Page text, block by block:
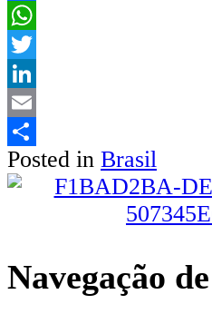
Facebook
WhatsApp
Twitter
LinkedIn
Email
Share
Posted in Brasil
Navegação